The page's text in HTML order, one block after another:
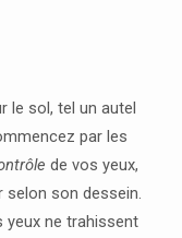
le sol, tel un autel
par les
de vos yeux,
selon son dessein.
yeux ne trahissent